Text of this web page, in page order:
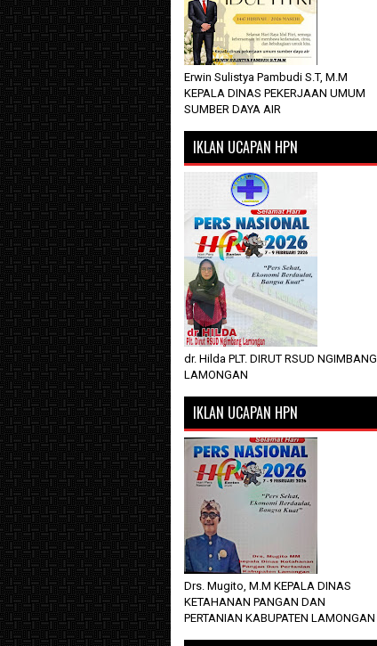
Erwin Sulistya Pambudi S.T, M.M
KEPALA DINAS PEKERJAAN UMUM
SUMBER DAYA AIR
IKLAN UCAPAN HPN
dr. Hilda PLT. DIRUT RSUD NGIMBANG
LAMONGAN
IKLAN UCAPAN HPN
Drs. Mugito, M.M KEPALA DINAS
KETAHANAN PANGAN DAN
PERTANIAN KABUPATEN LAMONGAN